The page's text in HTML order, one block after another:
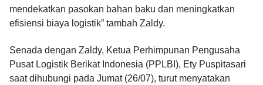
mendekatkan pasokan bahan baku dan meningkatkan
efisiensi biaya logistik” tambah Zaldy.
Senada dengan Zaldy, Ketua Perhimpunan Pengusaha
Pusat Logistik Berikat Indonesia (PPLBI), Ety Puspitasari
saat dihubungi pada Jumat (26/07), turut menyatakan